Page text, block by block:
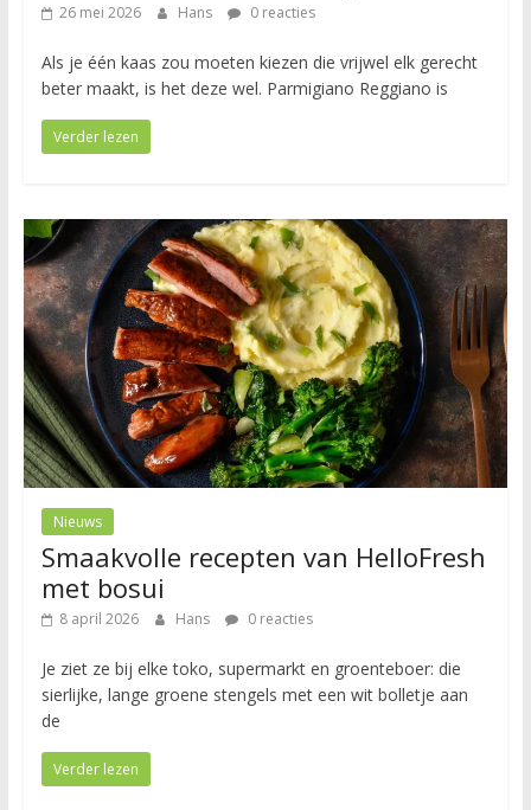
26 mei 2026 Hans 0 reacties
Als je één kaas zou moeten kiezen die vrijwel elk gerecht
beter maakt, is het deze wel. Parmigiano Reggiano is
Verder lezen
Nieuws
Smaakvolle recepten van HelloFresh
met bosui
8 april 2026 Hans 0 reacties
Je ziet ze bij elke toko, supermarkt en groenteboer: die
sierlijke, lange groene stengels met een wit bolletje aan
de
Verder lezen